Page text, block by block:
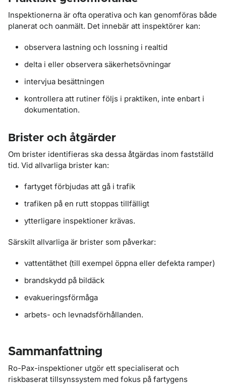
Inspektionerna är ofta operativa och kan genomföras både
planerat och oanmält. Det innebär att inspektörer kan:
observera lastning och lossning i realtid
delta i eller observera säkerhetsövningar
intervjua besättningen
kontrollera att rutiner följs i praktiken, inte enbart i
dokumentation.
Brister och åtgärder
Om brister identifieras ska dessa åtgärdas inom fastställd
tid. Vid allvarliga brister kan:
fartyget förbjudas att gå i trafik
trafiken på en rutt stoppas tillfälligt
ytterligare inspektioner krävas.
Särskilt allvarliga är brister som påverkar:
vattentäthet (till exempel öppna eller defekta ramper)
brandskydd på bildäck
evakueringsförmåga
arbets- och levnadsförhållanden.
Sammanfattning
Ro-Pax-inspektioner utgör ett specialiserat och
riskbaserat tillsynssystem med fokus på fartygens